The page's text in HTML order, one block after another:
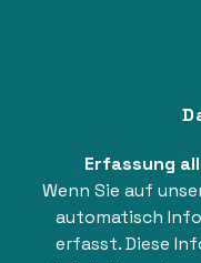
Erfassung
Wenn Sie auf
automatisch
erfasst. Diese